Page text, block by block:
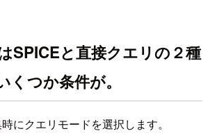
SPICEと直接クエリの２種
くつか条件が。
にクエリモードを選択します。